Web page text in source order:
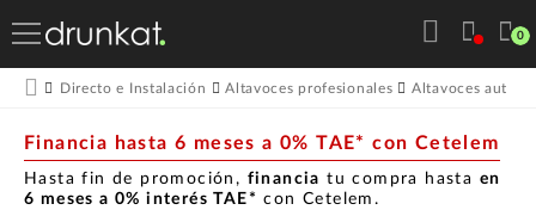
0
Directo e Instalación Altavoces profesionales Altavoces
Financia hasta 6 meses a 0% TAE* con Cetelem
Hasta fin de promoción, financia tu compra hasta en
6 meses a 0% interés TAE* con Cetelem.